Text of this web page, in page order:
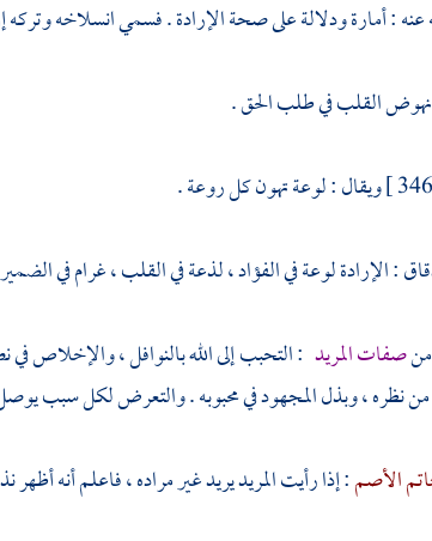
: أمارة ودلالة على صحة الإرادة . فسمي انسلاخه وتركه
القلب في طلب الحق .
ويقال : لوعة تهون كل روعة .
: الإرادة لوعة في الفؤاد ، لذعة في القلب ، غرام في
صفات المريد : التحبب إلى الله بالنوافل ، والإخلاص في
من نظره ، وبذل المجهود في محبوبه . والتعرض لكل سبب
الأصم: إذا رأيت المريد يريد غير مراده ، فاعلم أنه أظهر